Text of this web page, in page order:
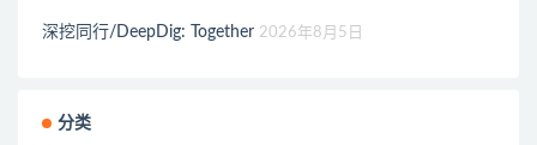
深挖同行/DeepDig: Together 2026年8月5日
分类